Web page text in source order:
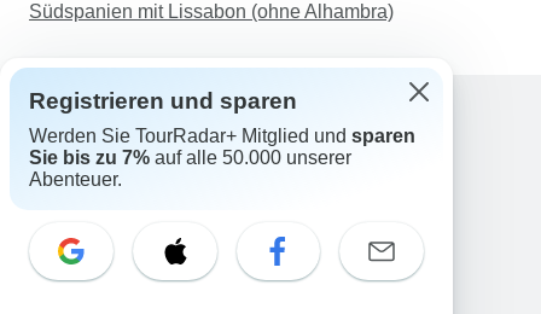
Südspanien mit Lissabon (ohne Alhambra)
Support
Kontakt
Schweiz +41 225 183 195
E-Mail: support@tourradar.com
Registrieren und sparen
Werden Sie TourRadar+ Mitglied und sparen
Sie bis zu 7% auf alle 50.000 unserer
Abenteuer.